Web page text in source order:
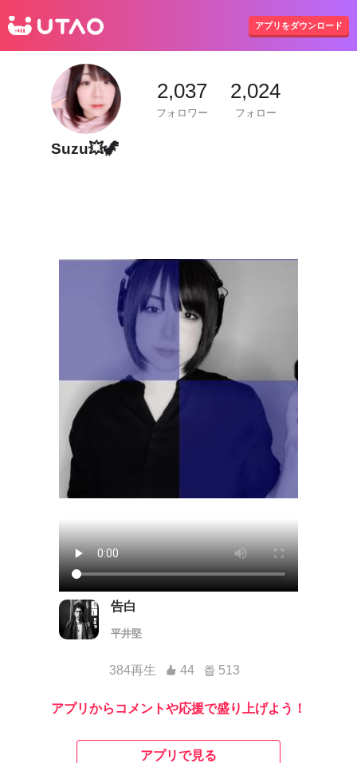
アプリをダウンロード
2,037
フォロワー
2,024
フォロー
Suzu💥🦖
告白
平井堅
384再生 44 513
アプリからコメントや応援で盛り上げよう！
アプリで見る